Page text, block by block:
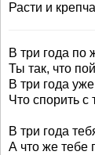
Расти и
В три года по
Ты так, что
В три года
Что спорить с
В три года
А что же тебе